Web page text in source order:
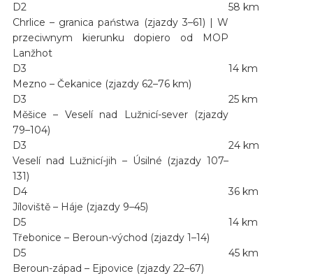
D2
Chrlice – granica państwa (zjazdy 3–61) | W
przeciwnym kierunku dopiero od MOP
Lanžhot
58 km
D3
Mezno – Čekanice (zjazdy 62–76 km)
14 km
D3
Měšice – Veselí nad Lužnicí-sever (zjazdy
79–104)
25 km
D3
Veselí nad Lužnicí-jih – Úsilné (zjazdy 107–
131)
24 km
D4
Jíloviště – Háje (zjazdy 9–45)
36 km
D5
Třebonice – Beroun-východ (zjazdy 1–14)
14 km
D5
Beroun-západ – Ejpovice (zjazdy 22–67)
45 km